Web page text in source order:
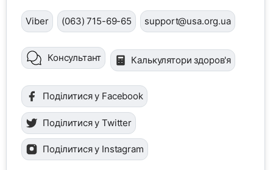
Viber (063) 715-69-65 support@usa.org.ua
Консультант Калькулятори здоров'я
Поділитися у Facebook
Поділитися у Twitter
Поділитися у Instagram